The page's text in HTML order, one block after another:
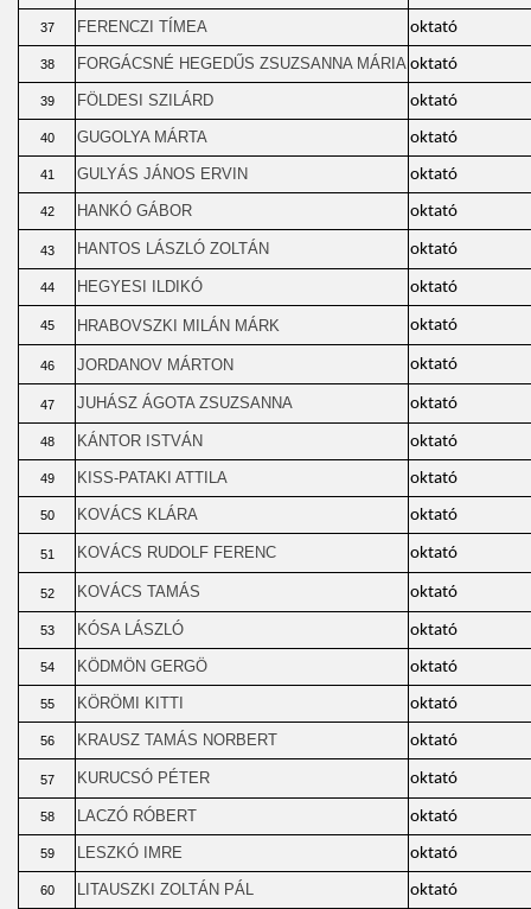
37 FERENCZI TÍMEA oktató
38 FORGÁCSNÉ HEGEDŰS ZSUZSANNA MÁRIA oktató
39 FÖLDESI SZILÁRD oktató
40 GUGOLYA MÁRTA oktató
41 GULYÁS JÁNOS ERVIN oktató
42 HANKÓ GÁBOR oktató
43 HANTOS LÁSZLÓ ZOLTÁN oktató
44 HEGYESI ILDIKÓ oktató
45 HRABOVSZKI MILÁN MÁRK oktató
46 JORDANOV MÁRTON oktató
47 JUHÁSZ ÁGOTA ZSUZSANNA oktató
48 KÁNTOR ISTVÁN oktató
49 KISS-PATAKI ATTILA oktató
50 KOVÁCS KLÁRA oktató
51 KOVÁCS RUDOLF FERENC oktató
52 KOVÁCS TAMÁS oktató
53 KÓSA LÁSZLÓ oktató
54 KÖDMÖN GERGÖ oktató
55 KÖRÖMI KITTI oktató
56 KRAUSZ TAMÁS NORBERT oktató
57 KURUCSÓ PÉTER oktató
58 LACZÓ RÓBERT oktató
59 LESZKÓ IMRE oktató
60 LITAUSZKI ZOLTÁN PÁL oktató